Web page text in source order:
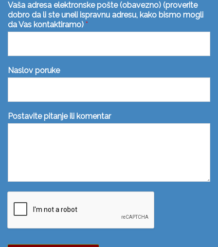
Vaša adresa elektronske pošte (obavezno) (proverite
dobro da li ste uneli ispravnu adresu, kako bismo mogli
da Vas kontaktiramo) *
Naslov poruke
Postavite pitanje ili komentar